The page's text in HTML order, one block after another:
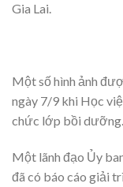
Gia Lai.
Một số hình ảnh
ngày 7/9 khi Học
chức lớp bồi dưỡng.
Một lãnh đạo Ủy
đã có báo cáo giải